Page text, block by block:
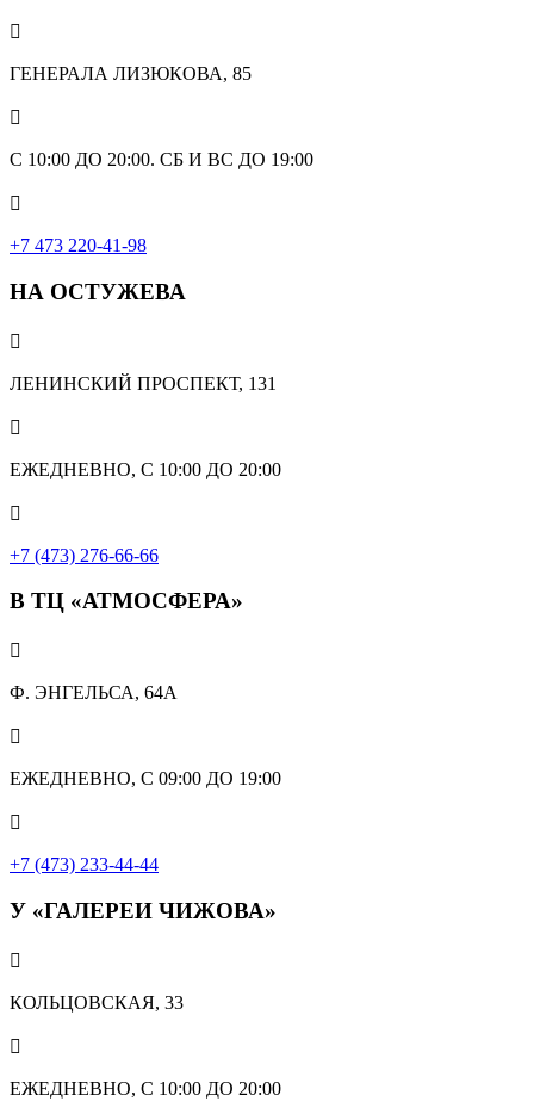

ГЕНЕРАЛА ЛИЗЮКОВА, 85

С 10:00 ДО 20:00. СБ И ВС ДО 19:00

+7 473 220-41-98
НА ОСТУЖЕВА

ЛЕНИНСКИЙ ПРОСПЕКТ, 131

ЕЖЕДНЕВНО, С 10:00 ДО 20:00

+7 (473) 276-66-66
В ТЦ «АТМОСФЕРА»

Ф. ЭНГЕЛЬСА, 64А

ЕЖЕДНЕВНО, С 09:00 ДО 19:00

+7 (473) 233-44-44
У «ГАЛЕРЕИ ЧИЖОВА»

КОЛЬЦОВСКАЯ, 33

ЕЖЕДНЕВНО, С 10:00 ДО 20:00